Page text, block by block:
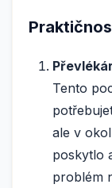
Tento
ale v
poskytlo
problém